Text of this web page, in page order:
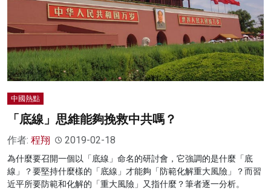
中國熱點
「底線」思維能夠挽救中共嗎？
作者: 程翔 2019-02-18
為什麼要召開一個以「底線」命名的研討會，它強調的是什麼「底
線」？要堅持什麼樣的「底線」才能夠「防範化解重大風險」？而習
近平所要防範和化解的「重大風險」又指什麼？筆者逐一分析。